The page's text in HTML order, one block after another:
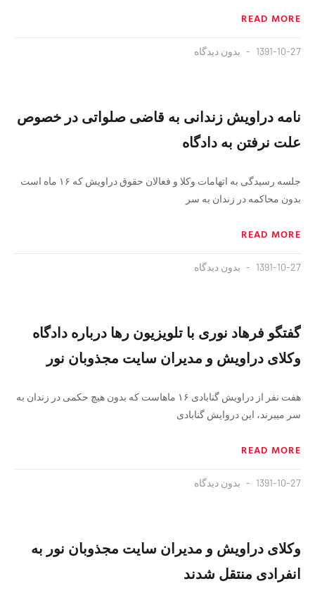
READ MORE
1391-10-27 بدون دیدگاه
نامه دراویش زندانی به قاضی صلواتی در خصوص
علت نرفتن به دادگاه
جلسه رسیدگی به اتهامات وکلا و فعالان حقوق دراویش که ۱۶ ماه است
بدون محاکمه در زندان به سر
READ MORE
1391-10-27 بدون دیدگاه
گفتگو فرهاد نوری با تلویزیون رها درباره دادگاه
وکلای دراویش و مدیران سایت مجذوبان نور
هفت نفر از دراویش گنابادی ۱۶ ماهاست که بدون هیچ حکمی در زندان به
سر میبرند، این دروایش گنابادی
READ MORE
1391-10-27 بدون دیدگاه
وکلای دراویش و مدیران سایت مجذوبان نور به
انفرادی منتقل شدند